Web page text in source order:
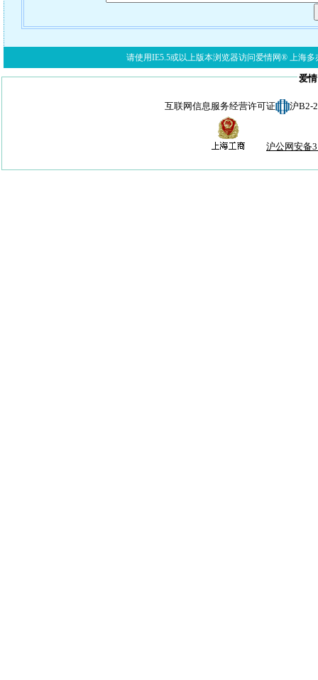
请使用IE5.5或以上版本浏览器访问爱情网® 上海多
爱
互联网信息服务经营许可证 沪B2-
沪公网安备